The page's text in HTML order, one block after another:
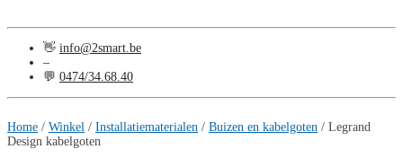
👋 info@2smart.be
–
💬 0474/34.68.40
Home / Winkel / Installatiematerialen / Buizen en kabelgoten / Legrand
Design kabelgoten